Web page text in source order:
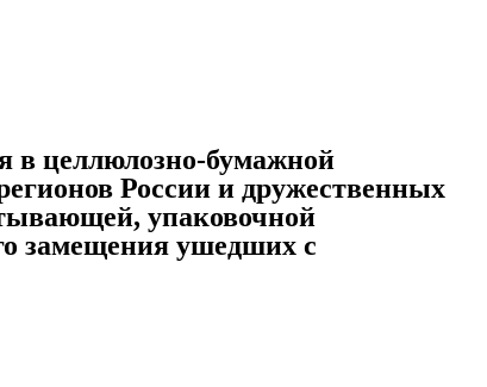
в целлюлозно-бумажной
России и дружественных
упаковочной
замещения ушедших с